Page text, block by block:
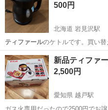
500円
北海道 岩見沢駅
ティファールのケトルです。買い
北海道 岩見沢市
新品ティファ
2,500円
愛知県 越戸駅